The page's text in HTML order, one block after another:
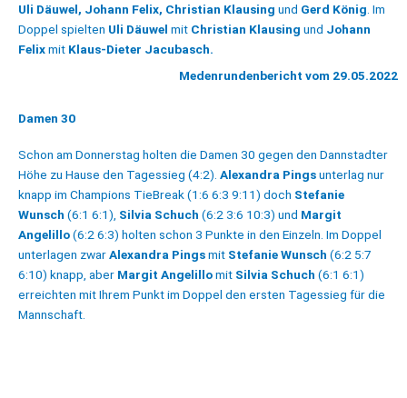
Uli Däuwel, Johann Felix, Christian Klausing und Gerd König . Im
Doppel spielten Uli Däuwel mit Christian Klausing und Johann
Felixmit Klaus-Dieter Jacubasch.
Medenrundenbericht vom 29.05.2022
Damen 30
Schon am Donnerstag holten die Damen 30 gegen den Dannstadter
Höhe zu Hause den Tagessieg (4:2). Alexandra Pingsunterlag nur
knapp im Champions TieBreak (1:6 6:3 9:11) doch Stefanie
Wunsch (6:1 6:1), Silvia Schuch (6:2 3:6 10:3) und Margit
Angelillo(6:2 6:3) holten schon 3 Punkte in den Einzeln. Im Doppel
unterlagen zwarAlexandra Pingsmit Stefanie Wunsch (6:2 5:7
6:10) knapp, aber Margit Angelillomit Silvia Schuch (6:1 6:1)
erreichten mit Ihrem Punkt im Doppel den ersten Tagessieg für die
Mannschaft.